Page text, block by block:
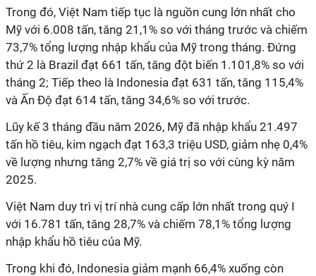
Trong đó, Việt Nam tiếp tục là nguồn cung lớn nhất cho
Mỹ với 6.008 tấn, tăng 21,1% so với tháng trước và chiếm
73,7% tổng lượng nhập khẩu của Mỹ trong tháng. Đứng
thứ 2 là Brazil đạt 661 tấn, tăng đột biến 1.101,8% so với
tháng 2; Tiếp theo là Indonesia đạt 631 tấn, tăng 115,4%
và Ấn Độ đạt 614 tấn, tăng 34,6% so với trước.
Lũy kế 3 tháng đầu năm 2026, Mỹ đã nhập khẩu 21.497
tấn hồ tiêu, kim ngạch đạt 163,3 triệu USD, giảm nhẹ 0,4%
về lượng nhưng tăng 2,7% về giá trị so với cùng kỳ năm
2025.
Việt Nam duy trì vị trí nhà cung cấp lớn nhất trong quý I
với 16.781 tấn, tăng 28,7% và chiếm 78,1% tổng lượng
nhập khẩu hồ tiêu của Mỹ.
Trong khi đó, Indonesia giảm mạnh 66,4% xuống còn